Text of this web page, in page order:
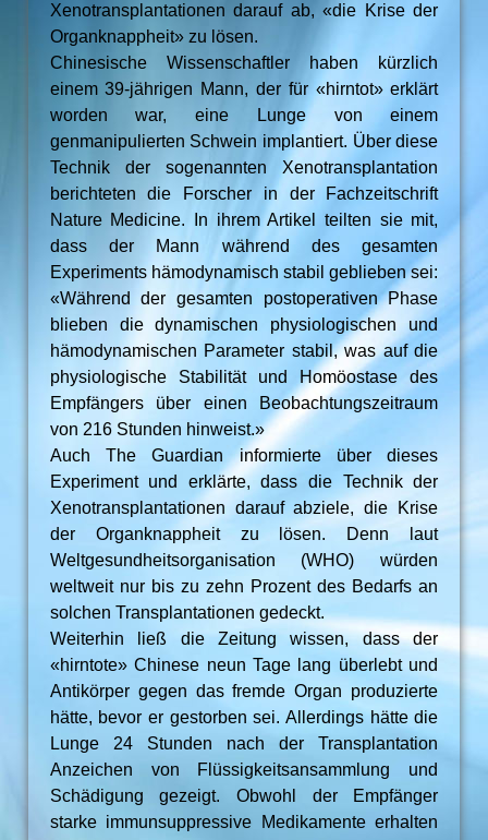
Xenotransplantationen darauf ab, «die Krise der
Organknappheit» zu lösen.
Chinesische Wissenschaftler haben kürzlich
einem 39-jährigen Mann, der für «hirntot» erklärt
worden war, eine Lunge von einem
genmanipulierten Schwein implantiert. Über diese
Technik der sogenannten Xenotransplantation
berichteten die Forscher in der Fachzeitschrift
Nature Medicine. In ihrem Artikel teilten sie mit,
dass der Mann während des gesamten
Experiments hämodynamisch stabil geblieben sei:
«Während der gesamten postoperativen Phase
blieben die dynamischen physiologischen und
hämodynamischen Parameter stabil, was auf die
physiologische Stabilität und Homöostase des
Empfängers über einen Beobachtungszeitraum
von 216 Stunden hinweist.»
Auch The Guardian informierte über dieses
Experiment und erklärte, dass die Technik der
Xenotransplantationen darauf abziele, die Krise
der Organknappheit zu lösen. Denn laut
Weltgesundheitsorganisation (WHO) würden
weltweit nur bis zu zehn Prozent des Bedarfs an
solchen Transplantationen gedeckt.
Weiterhin ließ die Zeitung wissen, dass der
«hirntote» Chinese neun Tage lang überlebt und
Antikörper gegen das fremde Organ produzierte
hätte, bevor er gestorben sei. Allerdings hätte die
Lunge 24 Stunden nach der Transplantation
Anzeichen von Flüssigkeitsansammlung und
Schädigung gezeigt. Obwohl der Empfänger
starke immunsuppressive Medikamente erhalten